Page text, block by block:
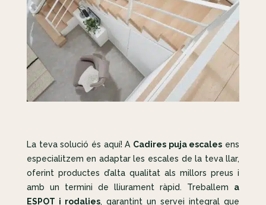
La teva solució és aquí! A Cadires puja escales ens
especialitzem en adaptar les escales de la teva llar,
oferint productes d’alta qualitat als millors preus i
amb un termini de lliurament ràpid. Treballem a
ESPOT i rodalies, garantint un servei integral que